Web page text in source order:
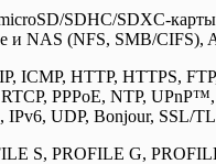
SDHC/SDXC-
и NAS (NFS, SMB/CIFS),
ICMP, HTTP, HTTPS,
PPPoE, NTP,
IPv6, UDP, Bonjour, SSL/
S, PROFILE G,